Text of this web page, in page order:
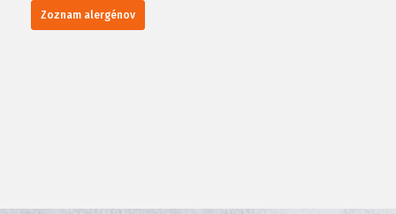
Zoznam alergénov